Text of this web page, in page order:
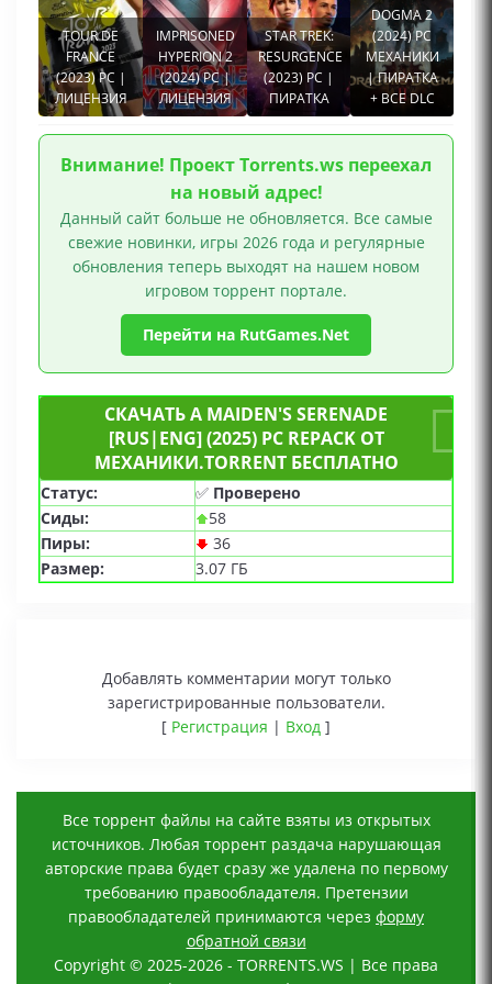
TOUR DE
FRANCE
(2023) PC |
ЛИЦЕНЗИЯ
IMPRISONED
HYPERION 2
(2024) PC |
ЛИЦЕНЗИЯ
STAR TREK:
RESURGENCE
(2023) PC |
ПИРАТКА
DOGMA 2
(2024) PC
МЕХАНИКИ
| ПИРАТКА
+ ВСЕ DLC
Внимание! Проект Torrents.ws переехал
на новый адрес!
Данный сайт больше не обновляется. Все самые
свежие новинки, игры 2026 года и регулярные
обновления теперь выходят на нашем новом
игровом торрент портале.
Перейти на RutGames.Net
СКАЧАТЬ A MAIDEN'S SERENADE
[RUS|ENG] (2025) PC REPACK ОТ
МЕХАНИКИ.TORRENT БЕСПЛАТНО
Статус: ✅ Проверено
Сиды:
58
Пиры:
36
Размер:
3.07 ГБ
Добавлять комментарии могут только
зарегистрированные пользователи.
[ Регистрация | Вход ]
Все торрент файлы на сайте взяты из открытых
источников. Любая торрент раздача нарушающая
авторские права будет сразу же удалена по первому
требованию правообладателя. Претензии
правообладателей принимаются через форму
обратной связи
Copyright © 2025-2026 - TORRENTS.WS | Все права